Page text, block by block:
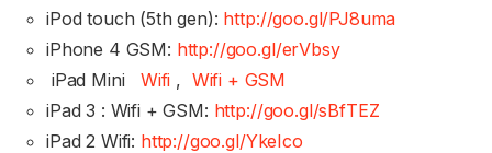
iPod touch (5th gen): http://goo.gl/PJ8uma
iPhone 4 GSM: http://goo.gl/erVbsy
iPad Mini
Wifi , Wifi + GSM
iPad 3 : Wifi + GSM: http://goo.gl/sBfTEZ
iPad 2 Wifi: http://goo.gl/YkeIco